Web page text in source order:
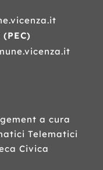
(PEC)
a cura
Telematici
Civica